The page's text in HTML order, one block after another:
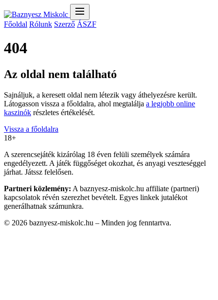
Főoldal Rólunk Szerző ÁSZF
404
Az oldal nem található
Sajnáljuk, a keresett oldal nem létezik vagy áthelyezésre került.
Látogasson vissza a főoldalra, ahol megtalálja a legjobb online
kaszinók részletes értékelését.
Vissza a főoldalra
18+
A szerencsejáték kizárólag 18 éven felüli személyek számára
engedélyezett. A játék függőséget okozhat, és anyagi veszteséggel
járhat. Játssz felelősen.
Partneri közlemény: A baznyesz-miskolc.hu affiliate (partneri)
kapcsolatok révén szerezhet bevételt. Egyes linkek jutalékot
generálhatnak számunkra.
© 2026 baznyesz-miskolc.hu – Minden jog fenntartva.